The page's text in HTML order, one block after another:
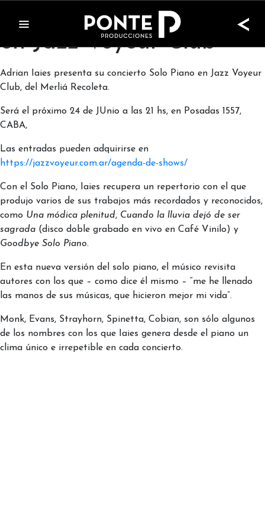
<
Adrián Iaies Solo Piano
en Jazz Voyeur Club
Adrian Iaies presenta su concierto Solo Piano en Jazz Voyeur
Club, del Merliá Recoleta.
Será el próximo 24 de JUnio a las 21 hs, en Posadas 1557,
CABA,
Las entradas pueden adquirirse en
https://jazzvoyeur.com.ar/agenda-de-shows/
Con el Solo Piano, Iaies recupera un repertorio con el que
produjo varios de sus trabajos más recordados y reconocidos,
como Una módica plenitud, Cuando la lluvia dejó de ser
sagrada (disco doble grabado en vivo en Café Vinilo) y
Goodbye Solo Piano.
En esta nueva versión del solo piano, el músico revisita
autores con los que – como dice él mismo – “me he llenado
las manos de sus músicas, que hicieron mejor mi vida”.
Monk, Evans, Strayhorn, Spinetta, Cobian, son sólo algunos
de los nombres con los que Iaies genera desde el piano un
clima único e irrepetible en cada concierto.